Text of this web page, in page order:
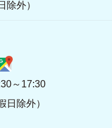
外）
～17:30
日除外）